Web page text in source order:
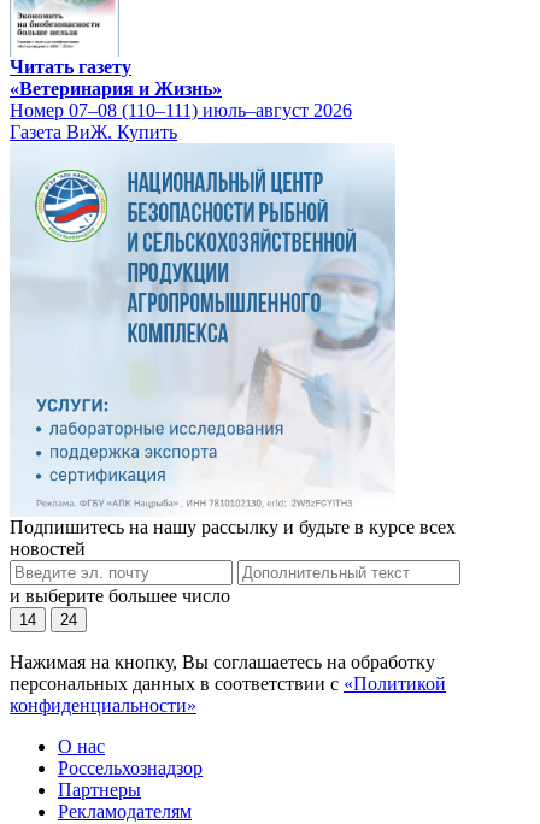
Читать газету
«Ветеринария и Жизнь»
Номер 07–08 (110–111) июль–август 2026
Газета ВиЖ. Купить
Подпишитесь на нашу рассылку и будьте в курсе всех
новостей
и выберите большее число
14 24
Нажимая на кнопку, Вы соглашаетесь на обработку
персональных данных в соответствии с «Политикой
конфиденциальности»
О нас
Россельхознадзор
Партнеры
Рекламодателям